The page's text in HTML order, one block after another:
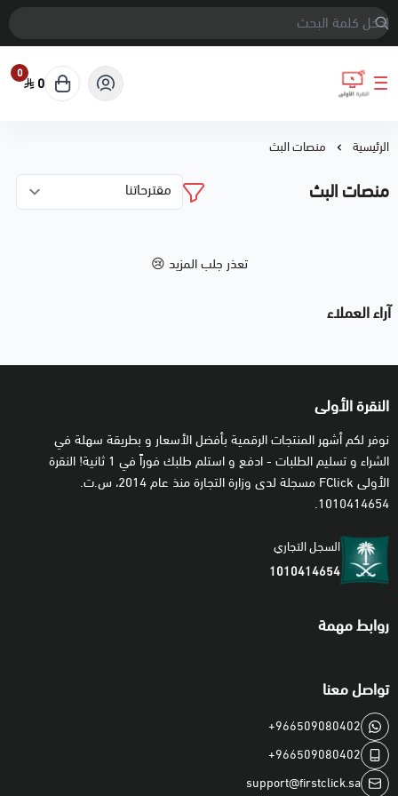
النقرة الأولى
0
0
الرئيسية منصات البث
منصات البث
تعذر جلب المزيد 😢
آراء العملاء
النقرة الأولى
نوفر لكم أشهر المنتجات الرقمية بأفضل الأسعار و بطريقة سهلة في
الشراء و تسليم الطلبات - ادفع و استلم طلبك فوراً في 1 ثانية! النقرة
الأولى FClick مسجلة لدى وزارة التجارة منذ عام 2014، س.ت.
1010414654.
السجل التجاري
1010414654
روابط مهمة
تواصل معنا
+966509080402
+966509080402
support@firstclick.sa